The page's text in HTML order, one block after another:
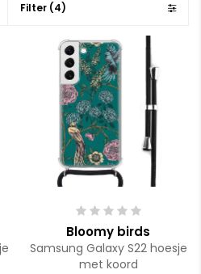
Filter (4)
Bloomy birds
Samsung Galaxy S22 hoesje
met koord